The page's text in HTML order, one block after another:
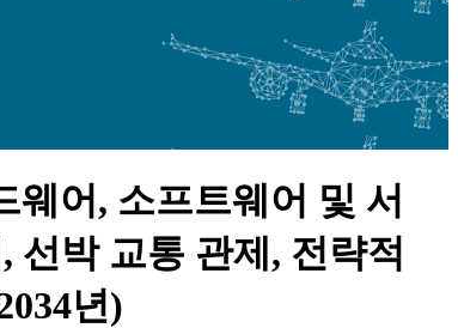
웨어, 소프트웨어 및 서
선박 교통 관제, 전략적
년)